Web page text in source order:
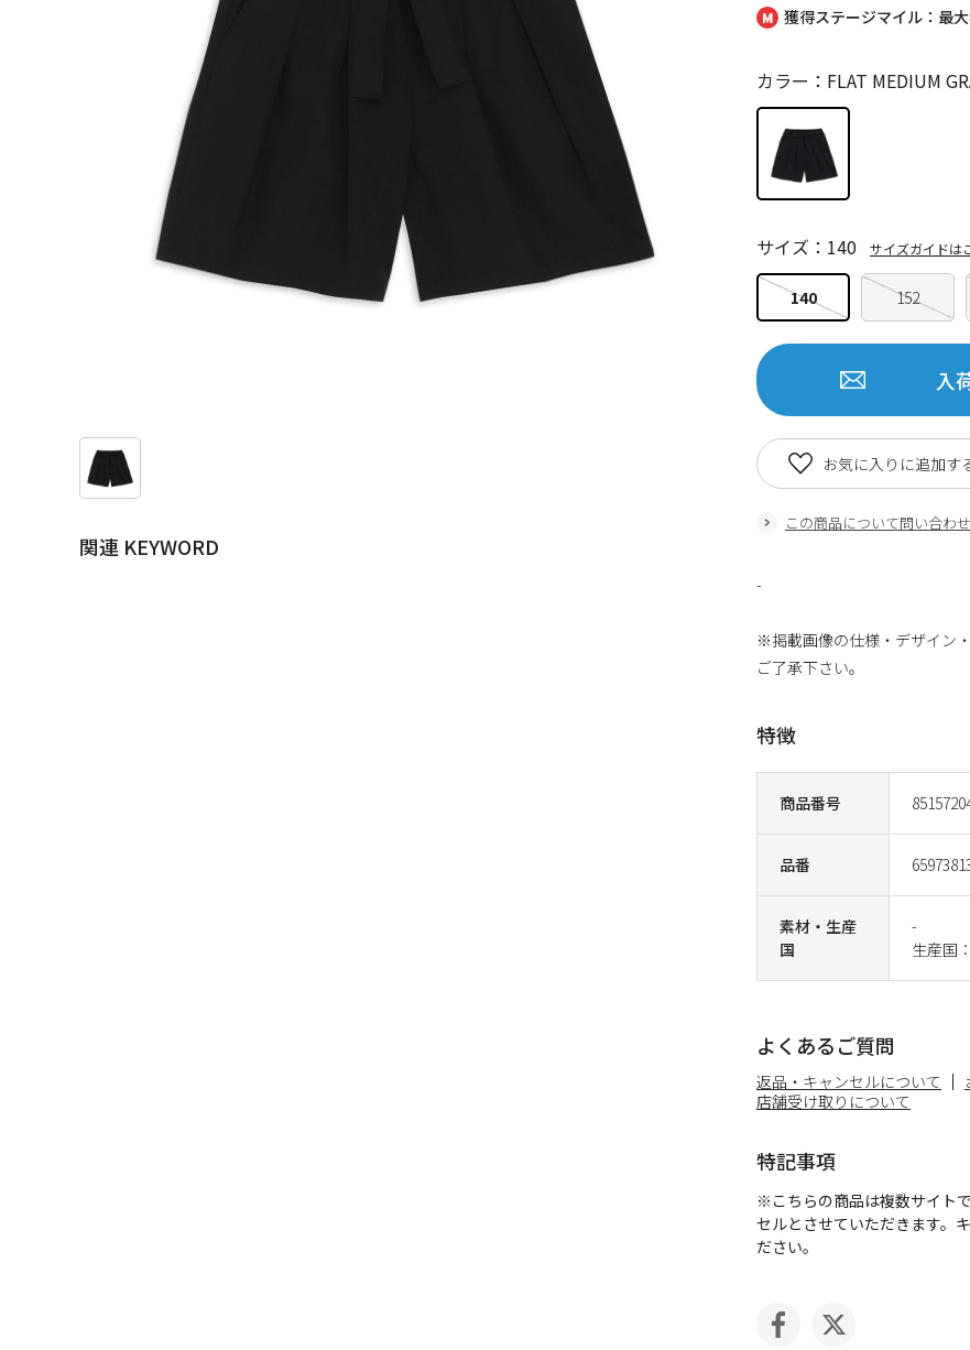
関連 KEYWORD
獲得ステージマイル：最大
商品番号
品番
素材・生産
国
-
生産国
カラー：FLAT MEDIUM
140 152
サイズ：140 サイズガイドは
入
この商品について問い合わ
お気に入りに追加す
-
※掲載画像の仕様・デザイン
ご了承下さい。
特徴
よくあるご質問
返品・キャンセルについて
店舗受け取りについて
特記事項
※こちらの商品は複数サイト
セルとさせていただきます。
ださい。